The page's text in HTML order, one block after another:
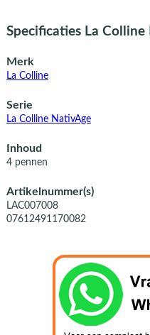
Specificaties La
Merk
La Colline
Serie
La Colline NativAge
Inhoud
4 pennen
Artikelnummer(s)
LAC007008
07612491170082